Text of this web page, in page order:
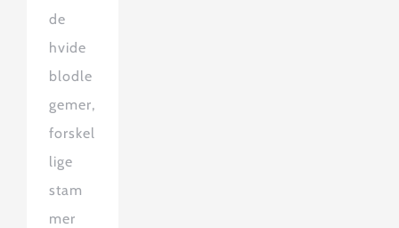
de
hvide
blodle
gemer,
forskel
lige
stam
mer